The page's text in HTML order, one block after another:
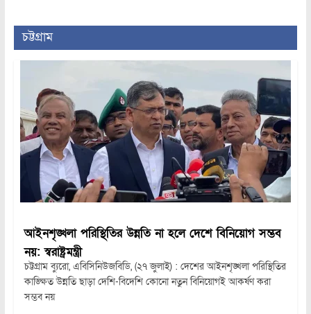
চট্টগ্রাম
আইনশৃঙ্খলা পরিস্থিতির উন্নতি না হলে দেশে বিনিয়োগ সম্ভব
নয়: স্বরাষ্ট্রমন্ত্রী
চট্টগ্রাম ব্যুরো, এবিসিনিউজবিডি, (২৭ জুলাই) : দেশের আইনশৃঙ্খলা পরিস্থিতির
কাঙ্ক্ষিত উন্নতি ছাড়া দেশি-বিদেশি কোনো নতুন বিনিয়োগই আকর্ষণ করা
সম্ভব নয়